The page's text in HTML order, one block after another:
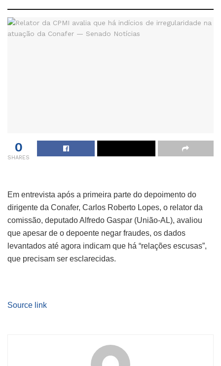
0
SHARES
Em entrevista após a primeira parte do depoimento do
dirigente da Conafer, Carlos Roberto Lopes, o relator da
comissão, deputado Alfredo Gaspar (União-AL), avaliou
que apesar de o depoente negar fraudes, os dados
levantados até agora indicam que há “relações escusas”,
que precisam ser esclarecidas.
Source link